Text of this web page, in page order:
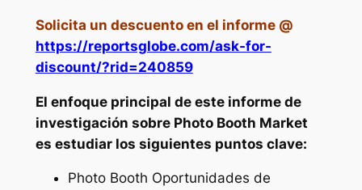
Solicita un descuento en el informe @
https://reportsglobe.com/ask-for-
discount/?rid=240859
El enfoque principal de este informe de
investigación sobre Photo Booth Market
es estudiar los siguientes puntos clave:
Photo Booth Oportunidades de